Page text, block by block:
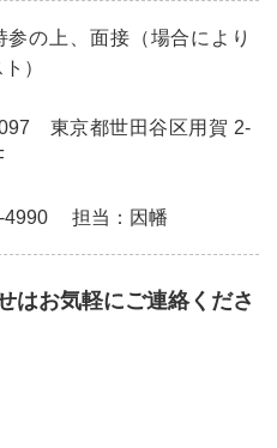
参の上、面接（場合により
）
東京都世田谷区用賀 2-
4990 担当：因幡
はお気軽にご連絡くださ